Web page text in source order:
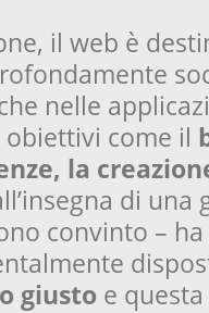
il web è
nelle
come il
la
di una
convinto –
giusto e